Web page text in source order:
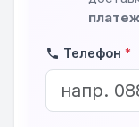
phone Телефон *